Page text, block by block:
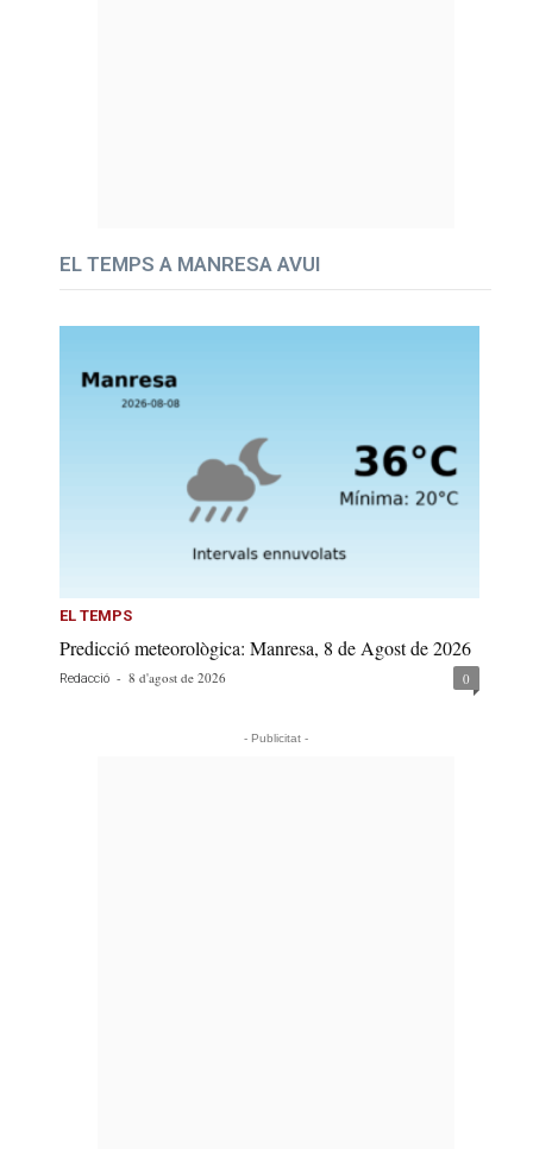
EL TEMPS A MANRESA AVUI
EL TEMPS
Predicció meteorològica: Manresa, 8 de Agost de 2026
Redacció - 8 d'agost de 2026 0
- Publicitat -